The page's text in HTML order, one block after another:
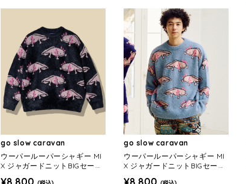
go slow caravan
ウーパールーパーシャギー MI
X ジャガードニットBIGセータ
¥8,800
go slow caravan
ウーパールーパーシャギー MI
X ジャガードニットBIGセータ
¥8,800